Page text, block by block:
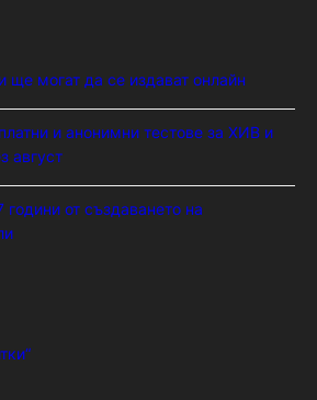
ще могат да се издават онлайн
и анонимни тестове за ХИВ и
август
години от създаването на